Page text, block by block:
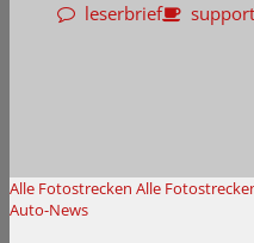
leserbrief support
Alle Fotostrecken Alle
Auto-News